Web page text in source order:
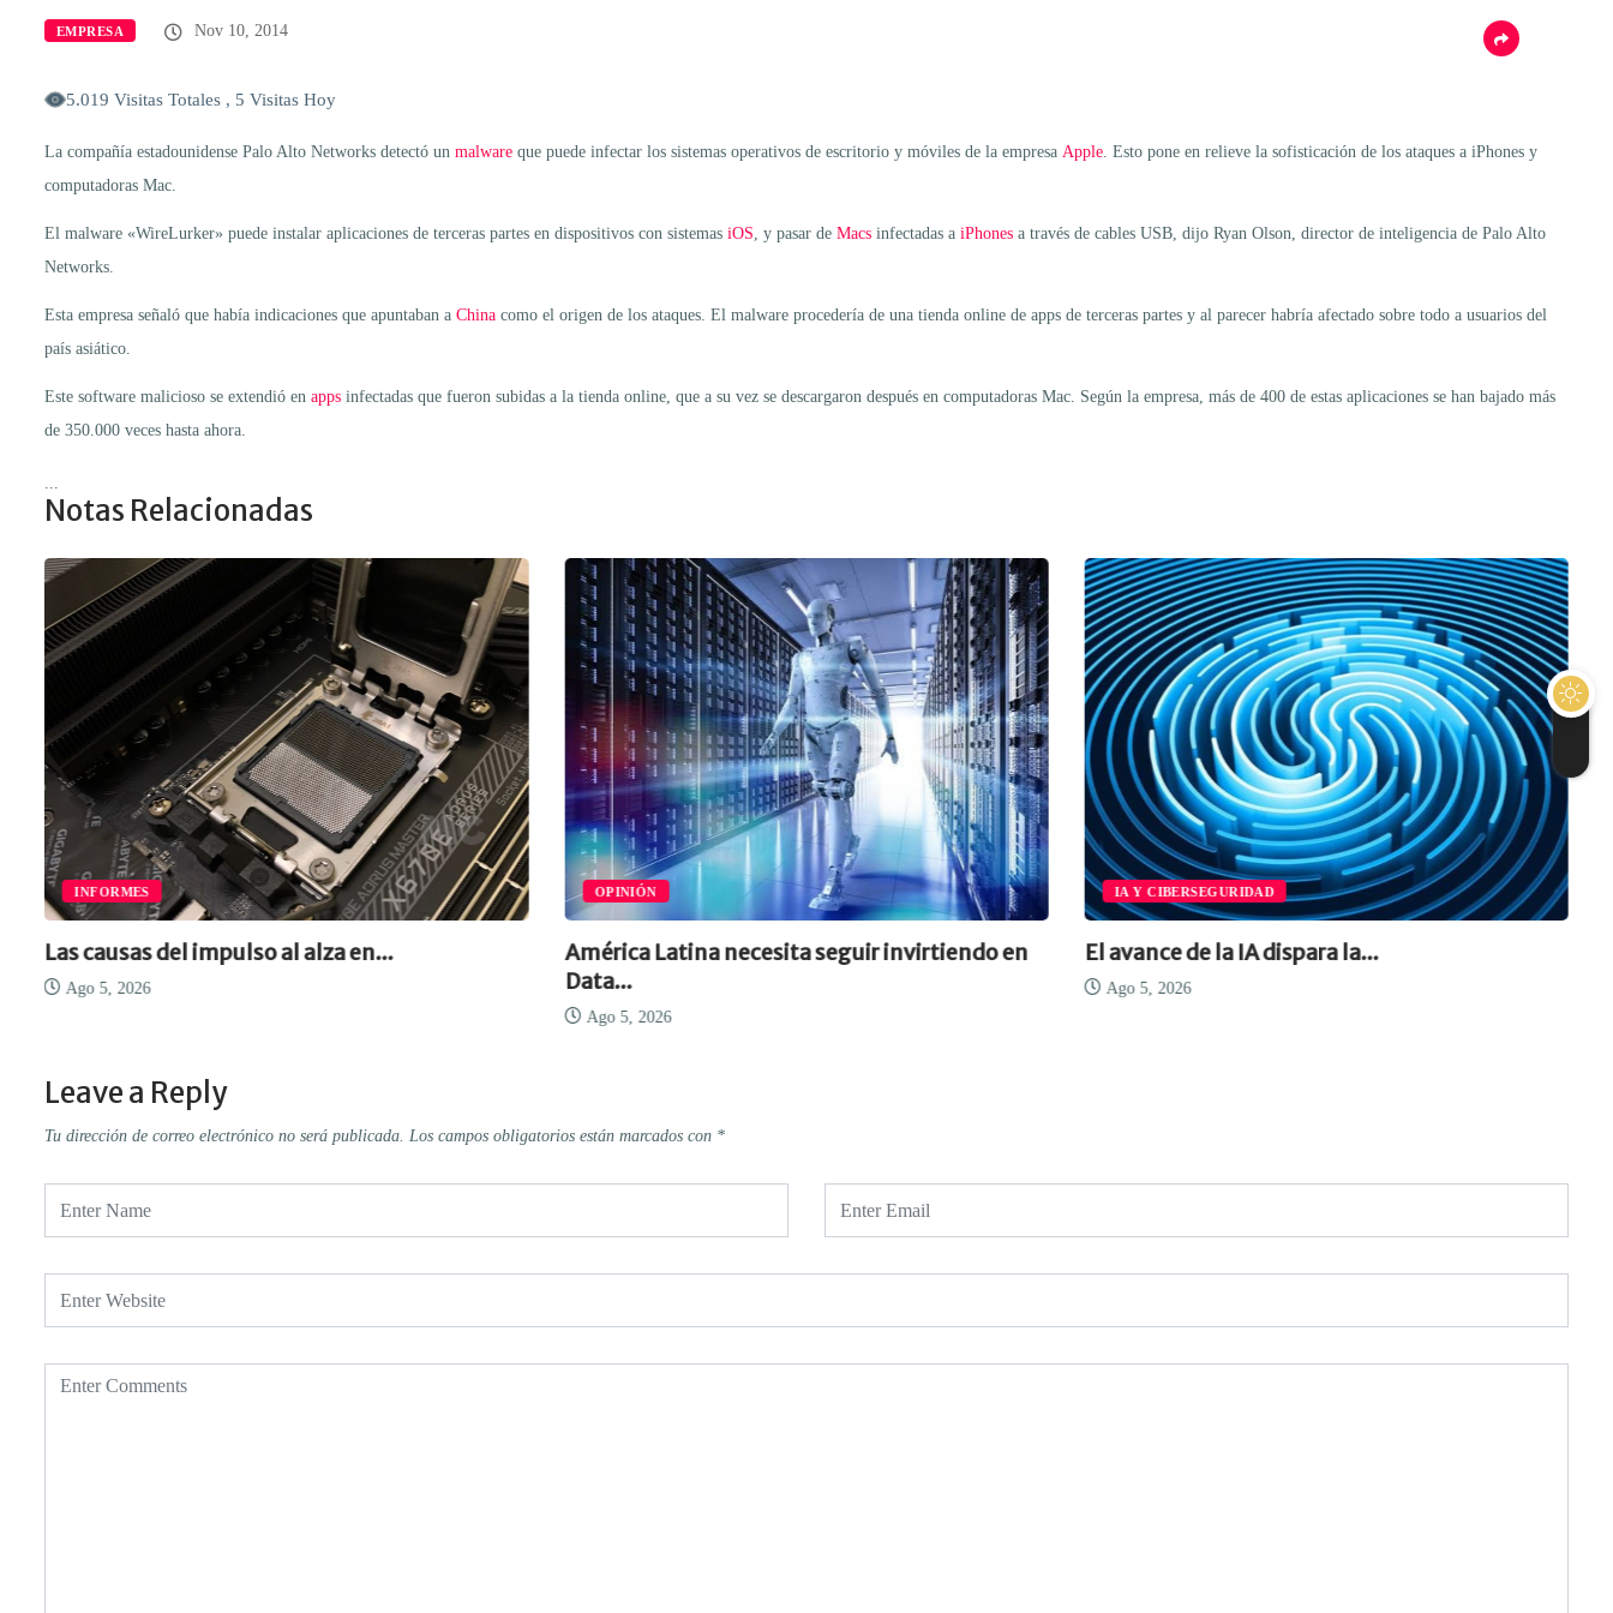
EMPRESA Nov 10, 2014
5.019 Visitas Totales , 5 Visitas Hoy
La compañía estadounidense Palo Alto Networks detectó un malware que puede infectar los sistemas operativos de escritorio y móviles de la empresa Apple . Esto pone en relieve la sofisticación de los ataques a iPhones y
computadoras Mac.
El malware «WireLurker» puede instalar aplicaciones de terceras partes en dispositivos con sistemas iOS , y pasar de Macs infectadas a iPhones a través de cables USB, dijo Ryan Olson, director de inteligencia de Palo Alto
Networks.
Esta empresa señaló que había indicaciones que apuntaban a China como el origen de los ataques. El malware procedería de una tienda online de apps de terceras partes y al parecer habría afectado sobre todo a usuarios del
país asiático.
Este software malicioso se extendió en apps infectadas que fueron subidas a la tienda online, que a su vez se descargaron después en computadoras Mac. Según la empresa, más de 400 de estas aplicaciones se han bajado más
de 350.000 veces hasta ahora.
Notas Relacionadas
INFORMES
Las causas del impulso al alza en...
Ago 5, 2026
OPINIÓN
América Latina necesita seguir invirtiendo en
Data...
Ago 5, 2026
IA Y CIBERSEGURIDAD
El avance de la IA dispara la...
Ago 5, 2026
Leave a Reply
Tu dirección de correo electrónico no será publicada. Los campos obligatorios están marcados con *